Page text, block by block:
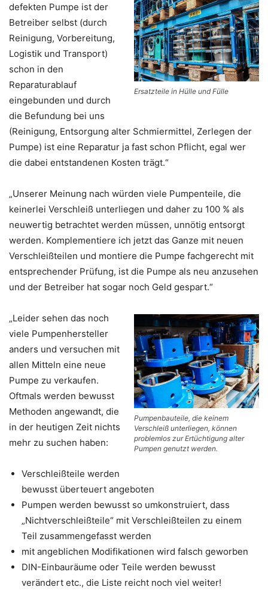
Ersatzteile in Hülle und Fülle
defekten Pumpe ist der
Betreiber selbst (durch
Reinigung, Vorbereitung,
Logistik und Transport)
schon in den
Reparaturablauf
eingebunden und durch
die Befundung bei uns
(Reinigung, Entsorgung alter Schmiermittel, Zerlegen der
Pumpe) ist eine Reparatur ja fast schon Pflicht, egal wer
die dabei entstandenen Kosten trägt.“
„Unserer Meinung nach würden viele Pumpenteile, die
keinerlei Verschleiß unterliegen und daher zu 100 % als
neuwertig betrachtet werden müssen, unnötig entsorgt
werden. Komplementiere ich jetzt das Ganze mit neuen
Verschleißteilen und montiere die Pumpe fachgerecht mit
entsprechender Prüfung, ist die Pumpe als neu anzusehen
und der Betreiber hat sogar noch Geld gespart.“
Pumpenbauteile, die keinem
Verschleiß unterliegen, können
problemlos zur Ertüchtigung alter
Pumpen genutzt werden.
„Leider sehen das noch
viele Pumpenhersteller
anders und versuchen mit
allen Mitteln eine neue
Pumpe zu verkaufen.
Oftmals werden bewusst
Methoden angewandt, die
in der heutigen Zeit nichts
mehr zu suchen haben:
Verschleißteile werden
bewusst überteuert angeboten
Pumpen werden bewusst so umkonstruiert, dass
„Nichtverschleißteile“ mit Verschleißteilen zu einem
Teil zusammengefasst werden
mit angeblichen Modifikationen wird falsch geworben
DIN-Einbauräume oder Teile werden bewusst
verändert etc., die Liste reicht noch viel weiter!